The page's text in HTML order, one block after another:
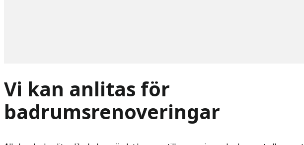
Vi kan anlitas för
badrumsrenoveringar